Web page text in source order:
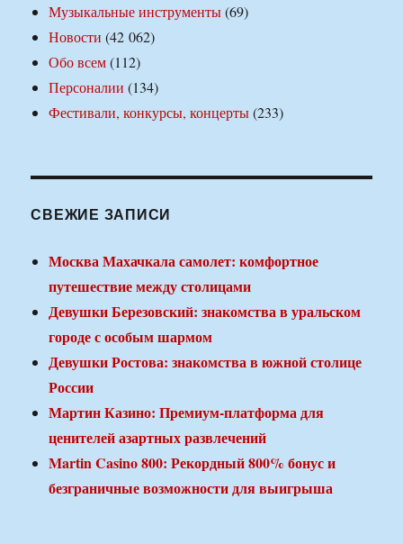
Музыкальные инструменты(69)
Новости (42 062)
Обо всем(112)
Персоналии (134)
Фестивали, конкурсы, концерты(233)
СВЕЖИЕ ЗАПИСИ
Москва Махачкала самолет: комфортное
путешествие между столицами
Девушки Березовский: знакомства в уральском
городе с особым шармом
Девушки Ростова: знакомства в южной столице
России
Мартин Казино: Премиум-платформа для
ценителей азартных развлечений
Martin Casino 800: Рекордный 800% бонус и
безграничные возможности для выигрыша